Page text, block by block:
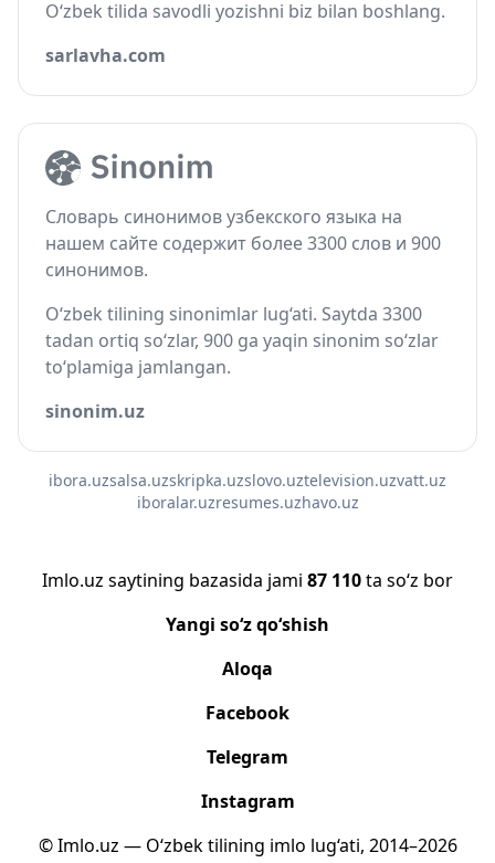
O‘zbek tilida savodli yozishni biz bilan boshlang.
sarlavha.com
Словарь синонимов узбекского языка на
нашем сайте содержит более 3300 слов и 900
синонимов.
O‘zbek tilining sinonimlar lug‘ati. Saytda 3300
tadan ortiq so‘zlar, 900 ga yaqin sinonim so‘zlar
to‘plamiga jamlangan.
sinonim.uz
ibora.uzsalsa.uzskripka.uzslovo.uztelevision.uzvatt.uz
iboralar.uzresumes.uzhavo.uz
Imlo.uz saytining bazasida jami 87 110ta so‘z bor
Yangi so‘z qo‘shish
Aloqa
Facebook
Telegram
Instagram
© Imlo.uz — O‘zbek tilining imlo lug‘ati, 2014–2026